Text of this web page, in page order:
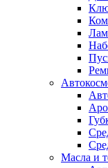
Масла и